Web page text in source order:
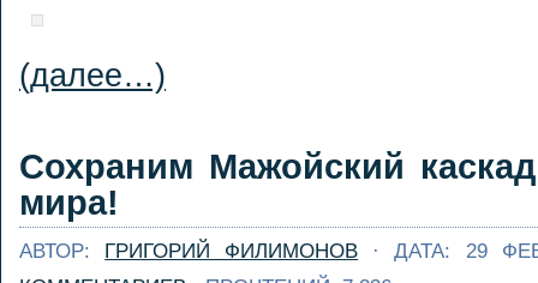
(далее…)
Сохраним Мажойский
мира!
АВТОР: ГРИГОРИЙ ФИЛИМОНОВ · ДАТА: 29